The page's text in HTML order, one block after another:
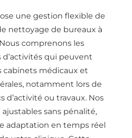
une gestion flexible de
nettoyage de bureaux à
Nous comprenons les
qui peuvent
cabinets médicaux et
notamment lors de
d’activité ou travaux. Nos
sans pénalité,
adaptation en temps réel